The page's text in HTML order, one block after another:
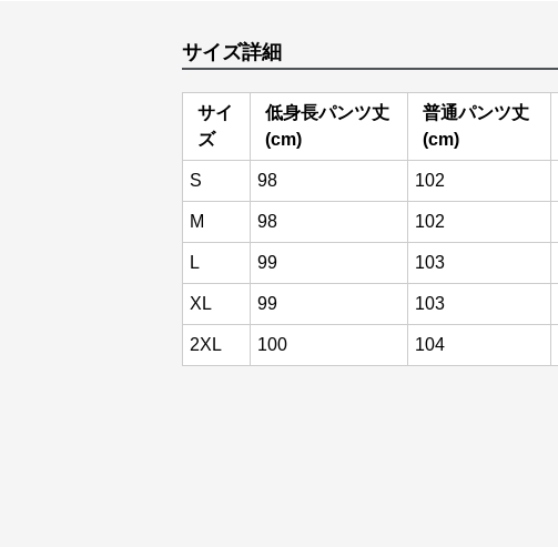
サイズ詳細
サイ
ズ
低身長パンツ丈
(cm)
普通パンツ丈
(cm)
S 98 102
M 98 102
L 99 103
XL 99 103
2XL 100 104